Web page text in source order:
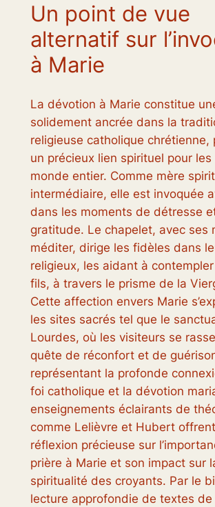
Un point de vue
alternatif sur
à Marie
La dévotion à Marie constitue
solidement ancrée dans la
religieuse catholique chrétienne,
un précieux lien spirituel pour
monde entier. Comme mère
intermédiaire, elle est invoquée
dans les moments de détresse
gratitude. Le chapelet, avec ses
méditer, dirige les fidèles dans
religieux, les aidant à
fils, à travers le prisme de la
Cette affection envers Marie
les sites sacrés tel que le
Lourdes, où les visiteurs se
quête de réconfort et de
représentant la profonde
foi catholique et la dévotion
enseignements éclairants de
comme Lelièvre et Hubert
réflexion précieuse sur
prière à Marie et son impact sur
spiritualité des croyants. Par le
lecture approfondie de textes